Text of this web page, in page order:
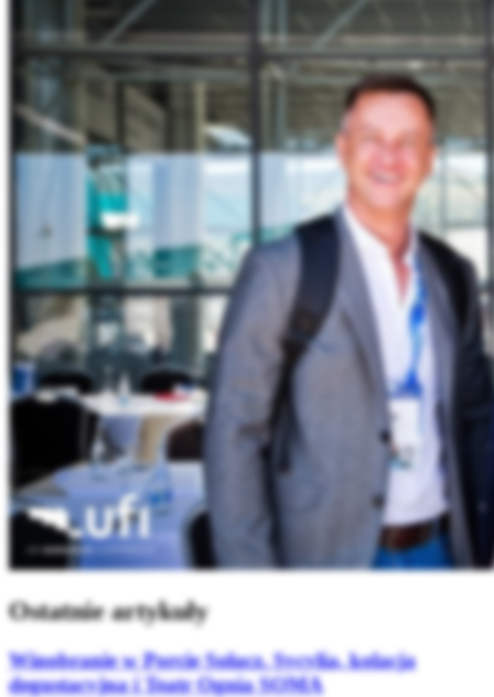
Ostatnie artykuły
Winobranie w Porcie Sołacz. Sycylia, kolacja
degustacyjna i Teatr Ognia SOMA